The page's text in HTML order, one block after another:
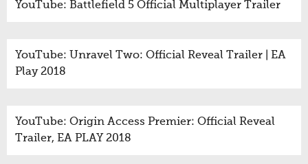
YouTube: Battlefield 5 Official Multiplayer Trailer
YouTube: Unravel Two: Official Reveal Trailer | EA
Play 2018
YouTube: Origin Access Premier: Official Reveal
Trailer, EA PLAY 2018